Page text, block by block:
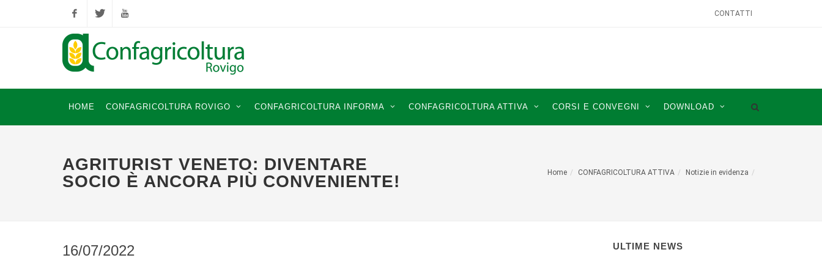
FacebookTwitter YouTube
CONTATTI
HOME CONFAGRICOLTURA ROVIGO CONFAGRICOLTURA INFORMA CONFAGRICOLTURA ATTIVA CORSI E CONVEGNI DOWNLOAD
AGRITURIST VENETO: DIVENTARE
SOCIO È ANCORA PIÙ CONVENIENTE!
Home CONFAGRICOLTURA ATTIVA Notizie in evidenza
16/07/2022 ULTIME NEWS